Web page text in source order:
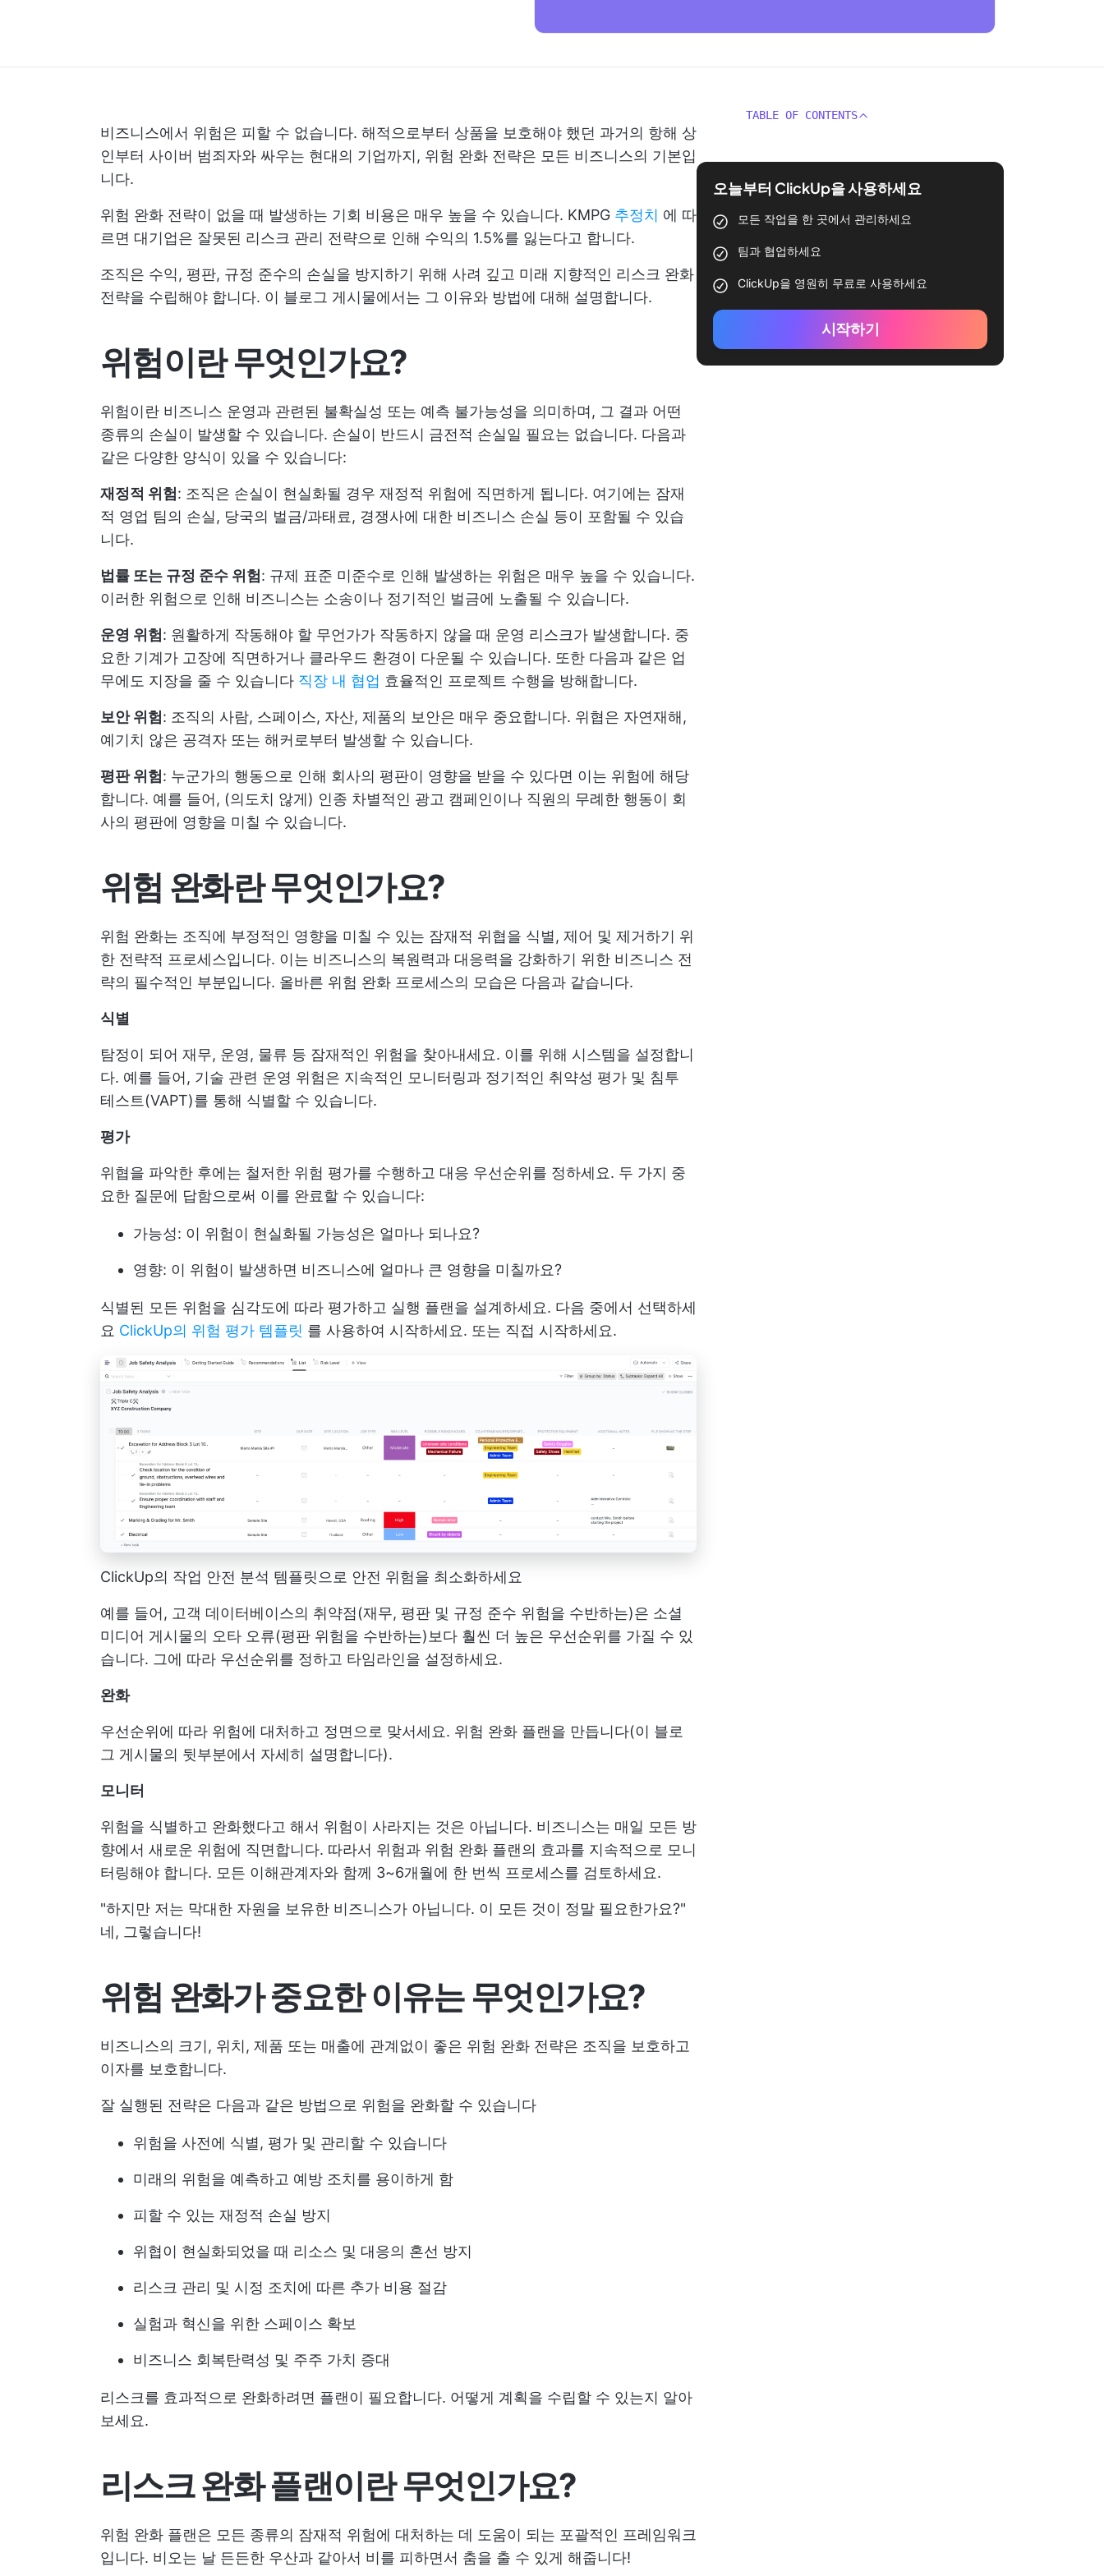
비즈니스에서 위험은 피할 수 없습니다. 해적으로부터 상품을 보호해야 했던 과거의 항해 상
인부터 사이버 범죄자와 싸우는 현대의 기업까지, 위험 완화 전략은 모든 비즈니스의 기본입
니다.
위험 완화 전략이 없을 때 발생하는 기회 비용은 매우 높을 수 있습니다. KMPG 추정치 에 따
르면 대기업은 잘못된 리스크 관리 전략으로 인해 수익의 1.5%를 잃는다고 합니다.
조직은 수익, 평판, 규정 준수의 손실을 방지하기 위해 사려 깊고 미래 지향적인 리스크 완화
전략을 수립해야 합니다. 이 블로그 게시물에서는 그 이유와 방법에 대해 설명합니다.
위험이란 무엇인가요?
위험이란 비즈니스 운영과 관련된 불확실성 또는 예측 불가능성을 의미하며, 그 결과 어떤
종류의 손실이 발생할 수 있습니다. 손실이 반드시 금전적 손실일 필요는 없습니다. 다음과
같은 다양한 양식이 있을 수 있습니다:
재정적 위험: 조직은 손실이 현실화될 경우 재정적 위험에 직면하게 됩니다. 여기에는 잠재
적 영업 팀의 손실, 당국의 벌금/과태료, 경쟁사에 대한 비즈니스 손실 등이 포함될 수 있습
니다.
법률 또는 규정 준수 위험: 규제 표준 미준수로 인해 발생하는 위험은 매우 높을 수 있습니다.
이러한 위험으로 인해 비즈니스는 소송이나 정기적인 벌금에 노출될 수 있습니다.
운영 위험: 원활하게 작동해야 할 무언가가 작동하지 않을 때 운영 리스크가 발생합니다. 중
요한 기계가 고장에 직면하거나 클라우드 환경이 다운될 수 있습니다. 또한 다음과 같은 업
무에도 지장을 줄 수 있습니다 직장 내 협업 효율적인 프로젝트 수행을 방해합니다.
보안 위험: 조직의 사람, 스페이스, 자산, 제품의 보안은 매우 중요합니다. 위협은 자연재해,
예기치 않은 공격자 또는 해커로부터 발생할 수 있습니다.
평판 위험: 누군가의 행동으로 인해 회사의 평판이 영향을 받을 수 있다면 이는 위험에 해당
합니다. 예를 들어, (의도치 않게) 인종 차별적인 광고 캠페인이나 직원의 무례한 행동이 회
사의 평판에 영향을 미칠 수 있습니다.
위험 완화란 무엇인가요?
위험 완화는 조직에 부정적인 영향을 미칠 수 있는 잠재적 위협을 식별, 제어 및 제거하기 위
한 전략적 프로세스입니다. 이는 비즈니스의 복원력과 대응력을 강화하기 위한 비즈니스 전
략의 필수적인 부분입니다. 올바른 위험 완화 프로세스의 모습은 다음과 같습니다.
식별
탐정이 되어 재무, 운영, 물류 등 잠재적인 위험을 찾아내세요. 이를 위해 시스템을 설정합니
다. 예를 들어, 기술 관련 운영 위험은 지속적인 모니터링과 정기적인 취약성 평가 및 침투
테스트(VAPT)를 통해 식별할 수 있습니다.
평가
위협을 파악한 후에는 철저한 위험 평가를 수행하고 대응 우선순위를 정하세요. 두 가지 중
요한 질문에 답함으로써 이를 완료할 수 있습니다:
가능성: 이 위험이 현실화될 가능성은 얼마나 되나요?
영향: 이 위험이 발생하면 비즈니스에 얼마나 큰 영향을 미칠까요?
식별된 모든 위험을 심각도에 따라 평가하고 실행 플랜을 설계하세요. 다음 중에서 선택하세
요 ClickUp의 위험 평가 템플릿 를 사용하여 시작하세요. 또는 직접 시작하세요.
ClickUp의 작업 안전 분석 템플릿으로 안전 위험을 최소화하세요
예를 들어, 고객 데이터베이스의 취약점(재무, 평판 및 규정 준수 위험을 수반하는)은 소셜
미디어 게시물의 오타 오류(평판 위험을 수반하는)보다 훨씬 더 높은 우선순위를 가질 수 있
습니다. 그에 따라 우선순위를 정하고 타임라인을 설정하세요.
완화
우선순위에 따라 위험에 대처하고 정면으로 맞서세요. 위험 완화 플랜을 만듭니다(이 블로
그 게시물의 뒷부분에서 자세히 설명합니다).
모니터
위험을 식별하고 완화했다고 해서 위험이 사라지는 것은 아닙니다. 비즈니스는 매일 모든 방
향에서 새로운 위험에 직면합니다. 따라서 위험과 위험 완화 플랜의 효과를 지속적으로 모니
터링해야 합니다. 모든 이해관계자와 함께 3~6개월에 한 번씩 프로세스를 검토하세요.
"하지만 저는 막대한 자원을 보유한 비즈니스가 아닙니다. 이 모든 것이 정말 필요한가요?"
네, 그렇습니다!
위험 완화가 중요한 이유는 무엇인가요?
비즈니스의 크기, 위치, 제품 또는 매출에 관계없이 좋은 위험 완화 전략은 조직을 보호하고
이자를 보호합니다.
잘 실행된 전략은 다음과 같은 방법으로 위험을 완화할 수 있습니다
위험을 사전에 식별, 평가 및 관리할 수 있습니다
미래의 위험을 예측하고 예방 조치를 용이하게 함
피할 수 있는 재정적 손실 방지
위협이 현실화되었을 때 리소스 및 대응의 혼선 방지
리스크 관리 및 시정 조치에 따른 추가 비용 절감
실험과 혁신을 위한 스페이스 확보
비즈니스 회복탄력성 및 주주 가치 증대
리스크를 효과적으로 완화하려면 플랜이 필요합니다. 어떻게 계획을 수립할 수 있는지 알아
보세요.
리스크 완화 플랜이란 무엇인가요?
위험 완화 플랜은 모든 종류의 잠재적 위험에 대처하는 데 도움이 되는 포괄적인 프레임워크
입니다. 비오는 날 든든한 우산과 같아서 비를 피하면서 춤을 출 수 있게 해줍니다!
TABLE OF CONTENTS
오늘부터 ClickUp을 사용하세요
모든 작업을 한 곳에서 관리하세요
팀과 협업하세요
ClickUp을 영원히 무료로 사용하세요
시작하기